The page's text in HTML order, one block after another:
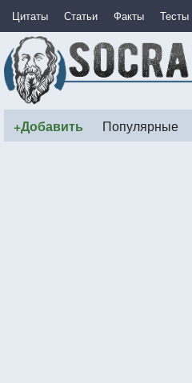
Цитаты Статьи Факты Тесты
+Добавить Популярные